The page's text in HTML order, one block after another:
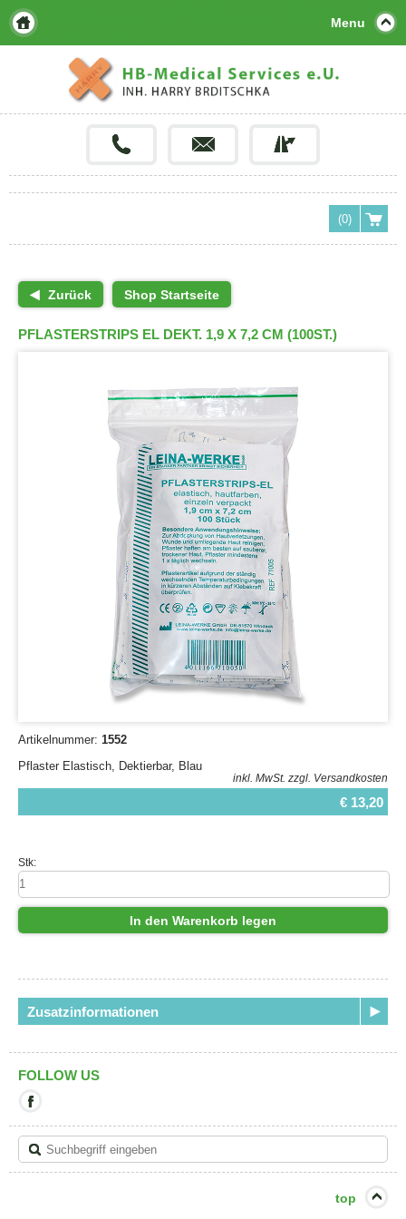
Menu
(0)
Zurück Shop Startseite
PFLASTERSTRIPS EL DEKT. 1,9 X 7,2 CM (100ST.)
Artikelnummer: 1552
Pflaster Elastisch, Dektierbar, Blau
inkl. MwSt. zzgl. Versandkosten
€ 13,20
Stk:
In den Warenkorb legen
Zusatzinformationen
FOLLOW US
Link
verlassen
Sie
die
top